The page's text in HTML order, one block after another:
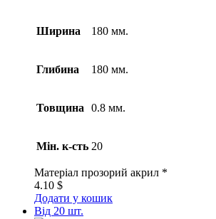
Ширина 180 мм.
Глибина 180 мм.
Товщина 0.8 мм.
Мін. к-сть 20
Матеріал прозорий акрил *
4.10 $
Додати у кошик
Від 20 шт.